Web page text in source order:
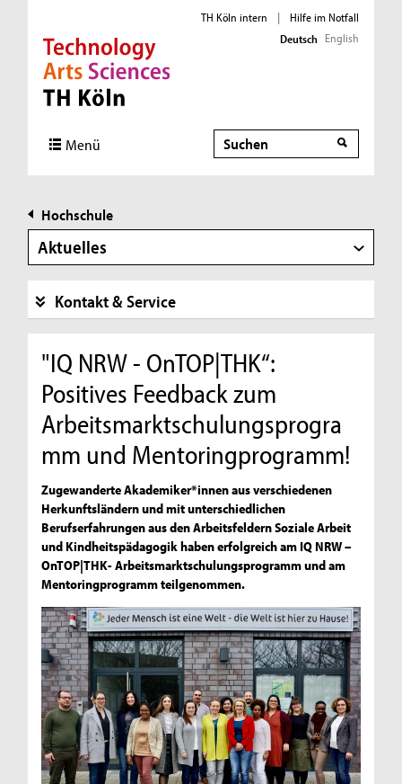
Direkt zur Hauptnavigation
Direkt zur Subnavigation
Direkt zum Inhalt
Direkt zum Fußbereich
TH Köln intern |
Hilfe im Notfall
Deutsch English
Menü Suche
Hochschule
Aktuelles
Kontakt & Service
"IQ NRW - OnTOP|THK“:
Positives Feedback zum
Arbeitsmarktschulungsprogra
mm und Mentoringprogramm!
Zugewanderte Akademiker*innen aus verschiedenen
Herkunftsländern und mit unterschiedlichen
Berufserfahrungen aus den Arbeitsfeldern Soziale Arbeit
und Kindheitspädagogik haben erfolgreich am IQ NRW –
OnTOP|THK- Arbeitsmarktschulungsprogramm und am
Mentoringprogramm teilgenommen.